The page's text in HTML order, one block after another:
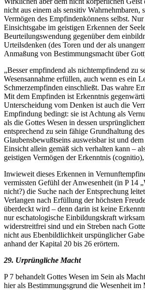
nicht aus einem als sensitiv Wahrnehmbaren,
Vermögen des Empfindenkönnens selbst.
Einsichtsgabe im geistigen Erkennen der
Beurteilungswendung gegenüber dem
Urteilsdenken (des Toren und der als
Anmaßung von Bestimmungsmacht über
„Besser empfindend als nichtempfindend zu
Wesensannahme erfüllen, auch wenn es ein
Schmerzempfinden einschließt. Das wahre
Mit dem Empfinden ist Erkenntnis
Unterscheidung vom Denken ist auch die
Empfindung bedingt: sie ist Achtung als
als die Gottes Wesen in dessen
entsprechend zu sein fähige Grundhaltung des
Glaubensbewußtseins ausweisbar ist und
Einsicht allein gemäß sich verhalten kann –
geistigen Vermögen der Erkenntnis
Inwieweit dieses Erkennen in
vermissten Gefühl der Anwesenheit (in P 14
nicht?) die Suche nach der Entsprechung
Verlangen nach Erfüllung der höchsten
überdeckt wird – denn darin ist keine
nur eschatologische Einbildungskraft
widerstreitfrei sind und ein Streben nach
nicht aus Ebenbildlichkeit urspünglicher
anhand der Kapital 20 bis 26 erörtern.
29. Urprüngliche Macht
P 7 behandelt Gottes Wesen im Sein als
hier als Bestimmungsgrund die Wesenheit im